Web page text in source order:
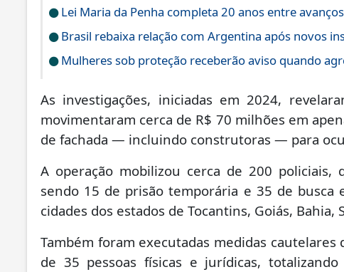
Lei Maria da Penha completa 20 anos entre
Brasil rebaixa relação com Argentina após novos
Mulheres sob proteção receberão aviso quando
As investigações, iniciadas em 2024,
movimentaram cerca de R$ 70 milhões em
de fachada — incluindo construtoras — para
A operação mobilizou cerca de 200
sendo 15 de prisão temporária e 35 de
cidades dos estados de Tocantins, Goiás, Bahia,
Também foram executadas medidas
de 35 pessoas físicas e jurídicas,